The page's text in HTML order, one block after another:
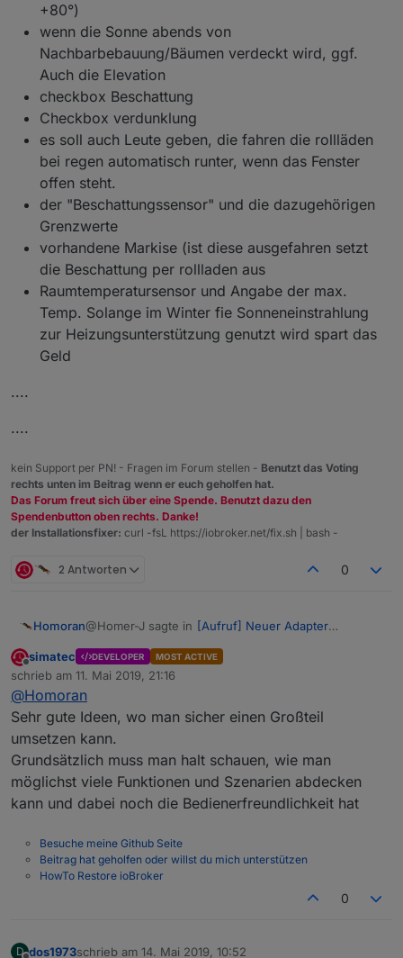
+80°)
wenn die Sonne abends von
Nachbarbebauung/Bäumen verdeckt wird, ggf.
Auch die Elevation
checkbox Beschattung
Checkbox verdunklung
es soll auch Leute geben, die fahren die rollläden
bei regen automatisch runter, wenn das Fenster
offen steht.
der "Beschattungssensor" und die dazugehörigen
Grenzwerte
vorhandene Markise (ist diese ausgefahren setzt
die Beschattung per rollladen aus
Raumtemperatursensor und Angabe der max.
Temp. Solange im Winter fie Sonneneinstrahlung
zur Heizungsunterstützung genutzt wird spart das
Geld
....
....
kein Support per PN! - Fragen im Forum stellen - Benutzt das Voting
rechts unten im Beitrag wenn er euch geholfen hat.
Das Forum freut sich über eine Spende. Benutzt dazu den
Spendenbutton oben rechts. Danke!
der Installationsfixer: curl -fsL https://iobroker.net/fix.sh | bash -
2 Antworten 0
Homoran@Homer-J sagte in [Aufruf] Neuer Adapter
Bei der Terrassentür nutze ich einen
Das wäre auch einer meiner Wünsche.
@Homer-J sagte in
ioBroker.shuttercontrol:
einen Datenpunkt mit einem Lichtsensor
hinzufügen
"Beschattungssensor"-ID, wobei das ein lichtsensor,
ein hitzesensor, eine temperatur oder was auch
immer sein kann.
Ganz allgemein:
Berücksichtigung diverser "Störgrößen". Mal sehen,
Offline
simatec DEVELOPER MOST ACTIVE
schrieb am 11. Mai 2019, 21:16
zuletzt editiert von
@Homoran
Sehr gute Ideen, wo man sicher einen Großteil
umsetzen kann.
Grundsätzlich muss man halt schauen, wie man
möglichst viele Funktionen und Szenarien abdecken
kann und dabei noch die Bedienerfreundlichkeit hat
Besuche meine Github Seite
Beitrag hat geholfen oder willst du mich unterstützen
HowTo Restore ioBroker
0
D dos1973schrieb am 14. Mai 2019, 10:52